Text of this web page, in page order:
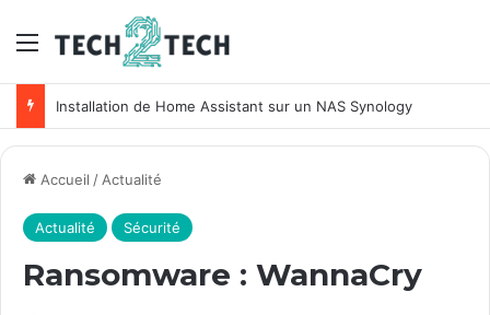
Menu
Installation de Home Assistant sur un NAS Synology
Accueil /Actualité
Actualité Sécurité
Ransomware : WannaCry